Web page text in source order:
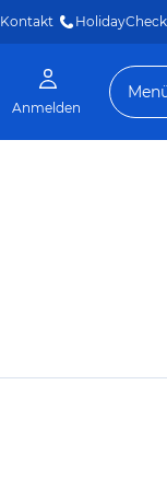
Kontakt HolidayCheck
Anmelden